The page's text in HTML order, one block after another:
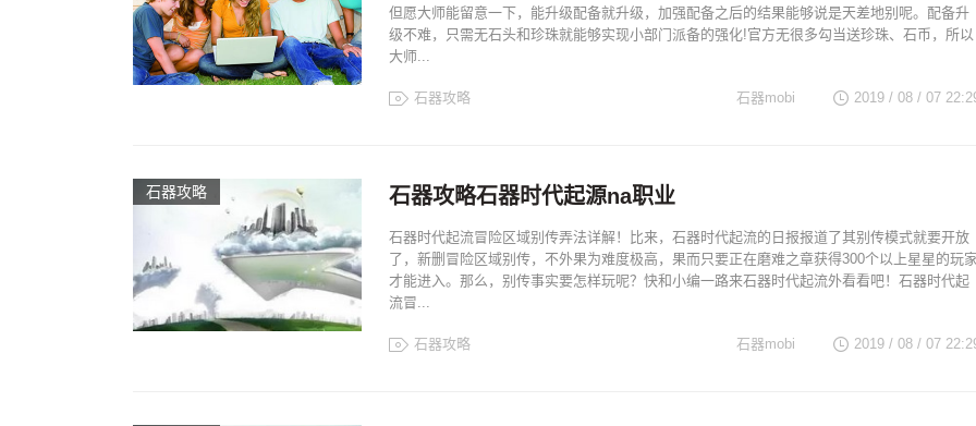
但愿大师能留意一下，能升级配备就升级，加强配备之后的结果能够说是天差地别呢。配备升
级不难，只需无石头和珍珠就能够实现小部门派备的强化!官方无很多勾当送珍珠、石币，所以
大师...
石器攻略 2019 / 08 / 07
石器mobi
石器攻略 石器攻略石器时代起源na职业
石器时代起流冒险区域别传弄法详解！比来，石器时代起流的日报报道了其别传模式就要开放
了，新删冒险区域别传，不外果为难度极高，果而只要正在磨难之章获得300个以上星星的玩家
才能进入。那么，别传事实要怎样玩呢？快和小编一路来石器时代起流外看看吧！石器时代起
流冒...
石器攻略 2019 / 08 / 07
石器mobi